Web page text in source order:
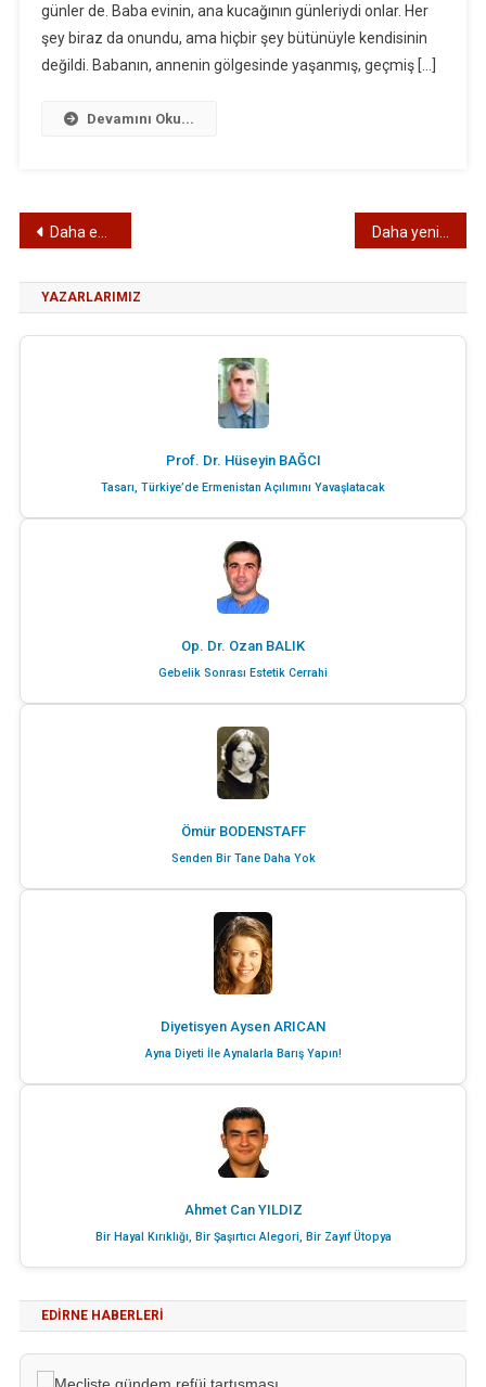
günler de. Baba evinin, ana kucağının günleriydi onlar. Her
şey biraz da onundu, ama hiçbir şey bütünüyle kendisinin
değildi. Babanın, annenin gölgesinde yaşanmış, geçmiş […]
Devamını Oku...
Yazı
gezinmesi
Daha eski yazılar
YAZARLARIMIZ
Prof. Dr. Hüseyin BAĞCI
Tasarı, Türkiye’de Ermenistan Açılımını Yavaşlatacak
Op. Dr. Ozan BALIK
Gebelik Sonrası Estetik Cerrahi
Ömür BODENSTAFF
Senden Bir Tane Daha Yok
Diyetisyen Aysen ARICAN
Ayna Diyeti İle Aynalarla Barış Yapın!
Ahmet Can YILDIZ
Bir Hayal Kırıklığı, Bir Şaşırtıcı Alegori, Bir Zayıf Ütopya
EDIRNE HABERLERI